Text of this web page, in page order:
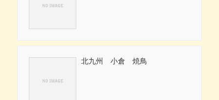
北九州 小倉 焼鳥